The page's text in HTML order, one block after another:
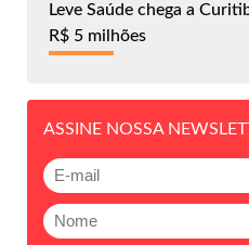
Leve Saúde chega a
R$ 5 milhões
ASSINE NOSSA